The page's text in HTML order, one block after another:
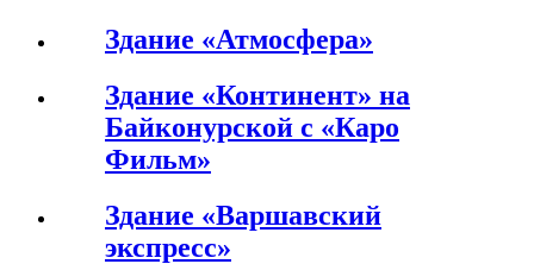
Здание «Атмосфера»
Здание «Континент» на
Байконурской с «Каро
Фильм»
Здание «Варшавский
экспресс»